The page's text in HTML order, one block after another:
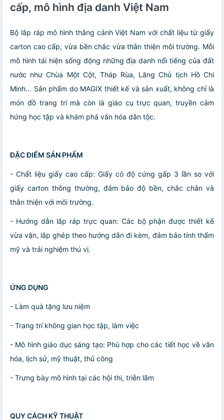
cấp, mô hình địa danh Việt Nam
Bộ lắp ráp mô hình thắng cảnh Việt Nam với chất liệu từ giấy
carton cao cấp, vừa bền chắc vừa thân thiện môi trường. Mỗi
mô hình tái hiện sống động những địa danh nổi tiếng của đất
nước như Chùa Một Cột, Tháp Rùa, Lăng Chủ tịch Hồ Chí
Minh… Sản phẩm do MAGIX thiết kế và sản xuất, không chỉ là
món đồ trang trí mà còn là giáo cụ trực quan, truyền cảm
hứng học tập và khám phá văn hóa dân tộc.
ĐẶC ĐIỂM SẢN PHẨM
- Chất liệu giấy cao cấp: Giấy có độ cứng gấp 3 lần so với
giấy carton thông thường, đảm bảo độ bền, chắc chắn và
thân thiện với môi trường.
- Hướng dẫn lắp ráp trực quan: Các bộ phận được thiết kế
vừa vặn, lắp ghép theo hướng dẫn đi kèm, đảm bảo tính thẩm
mỹ và trải nghiệm thú vị.
ỨNG DỤNG
- Làm quà tặng lưu niệm
- Trang trí không gian học tập, làm việc
- Mô hình giáo dục sáng tạo: Phù hợp cho các tiết học về văn
hóa, lịch sử, mỹ thuật, thủ công
- Trưng bày mô hình tại các hội thi, triễn lãm
QUY CÁCH KỸ THUẬT